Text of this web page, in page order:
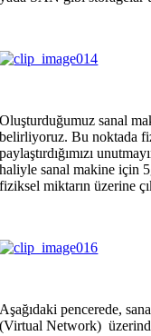
Oluşturduğumuz sanal
belirliyoruz. Bu noktada
paylaştırdığımızı
haliyle sanal makine için
fiziksel miktarın üzerine
Aşağıdaki pencerede,
(Virtual Network)